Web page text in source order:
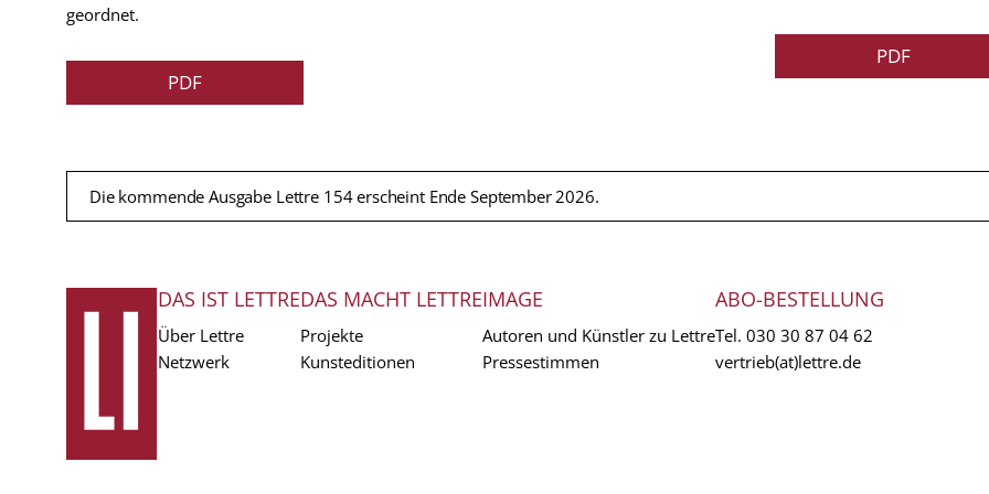
geordnet.
PDF
PDF
Die kommende Ausgabe Lettre 154 erscheint Ende September 2026.
FUSSZEILE
DAS IST LETTRE
Über Lettre
Netzwerk
DAS MACHT LETTRE
Projekte
Kunsteditionen
IMAGE
Autoren und Künstler zu Lettre
Pressestimmen
ABO-BESTELLUNG
Tel. 030 30 87 04 62
vertrieb(at)lettre.de